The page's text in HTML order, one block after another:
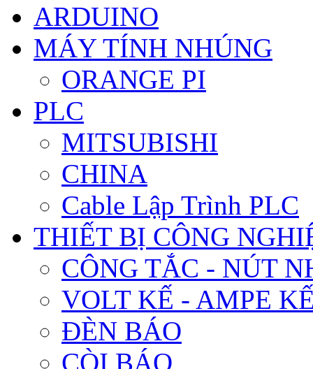
ARDUINO
MÁY TÍNH NHÚNG
ORANGE PI
PLC
MITSUBISHI
CHINA
Cable Lập Trình PLC
THIẾT BỊ CÔNG
CÔNG TẮC - NÚT
VOLT KẾ - AMPE
ĐÈN BÁO
CÒI BÁO